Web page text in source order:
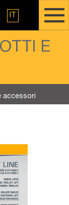
IT
E
accessori